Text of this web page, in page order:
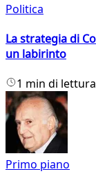
Politica
La strategia di
un labirinto
1 min di lettura
Primo piano